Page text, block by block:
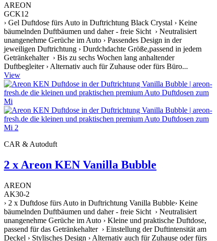
AREON
GCK12
› Gel Duftdose fürs Auto in Duftrichtung Black Crystal › Keine
bäumelnden Duftbäumen und daher - freie Sicht › Neutralisiert
unangenehme Gerüche im Auto › Passendes Design in der
jeweiligen Duftrichtung › Durdchdachte Größe,passend in jedem
Getränkehalter › Bis zu sechs Wochen lang anhaltender
Duftbegleiter › Alternativ auch für Zuhause oder fürs Büro...
View
CAR & Autoduft
2 x Areon KEN Vanilla Bubble
AREON
AK30-2
› 2 x Duftdose fürs Auto in Duftrichtung Vanilla Bubble› Keine
bäumelnden Duftbäumen und daher - freie Sicht › Neutralisiert
unangenehme Gerüche im Auto › Kleine und praktische Duftdose,
passend für das Getränkehalter › Einstellung der Duftintensität am
Deckel › Stylisches Design › Alternativ auch für Zuhause oder fürs